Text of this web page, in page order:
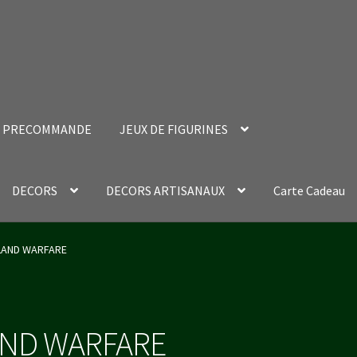
PRECOMMANDE JEUX DE FIGURINES
DECORS DECORS ARTISANAUX Carte Cadeau
Success Page
WARFARE
WARFARE